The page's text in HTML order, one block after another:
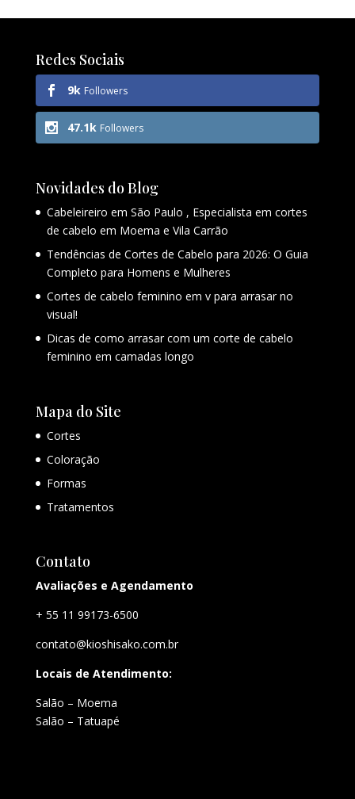
Redes Sociais
9k Followers
47.1k Followers
Novidades do Blog
Cabeleireiro em São Paulo , Especialista em cortes
de cabelo em Moema e Vila Carrão
Tendências de Cortes de Cabelo para 2026: O Guia
Completo para Homens e Mulheres
Cortes de cabelo feminino em v para arrasar no
visual!
Dicas de como arrasar com um corte de cabelo
feminino em camadas longo
Mapa do Site
Cortes
Coloração
Formas
Tratamentos
Contato
Avaliações e Agendamento
+ 55 11 99173-6500
contato@kioshisako.com.br
Locais de Atendimento:
Salão – Moema
Salão – Tatuapé